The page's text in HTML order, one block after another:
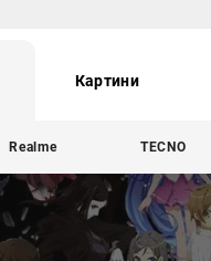
Картини
Realme TECNO